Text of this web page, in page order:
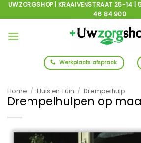
Ga
naar
inhoud
UWZORGSHOP | KRAAIVENSTRAAT 25-14 |
46 84 900
Werkplaats afspraak
Home / Huis en Tuin / Drempelhulp
Drempelhulpen op